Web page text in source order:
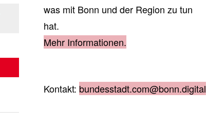
was mit Bonn und der Region zu tun
hat.
Mehr Informationen.
Kontakt: bundesstadt.com@bonn.digital